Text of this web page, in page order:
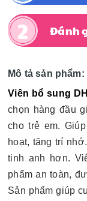
Đánh
Mô tả sản phẩm:
Viên bổ sung
chọn hàng đầu
cho trẻ em.
hoạt, tăng trí
tinh anh hơn.
phẩm an toàn,
Sản phẩm giúp